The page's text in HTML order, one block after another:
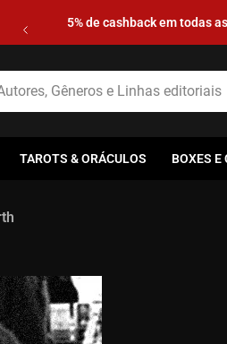
5% de cashback em todas
Gêneros e Linhas editoriais
TAROTS & ORÁCULOS BOXES E